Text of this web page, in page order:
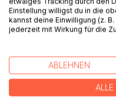
der Bundesrepublik
berücksichtigen, dass
sehr stark an
zeitabschnittsbezogene
hieraus, im
Behandlung von
Vorgängen,
Einstellung willigst du in die
kannst deine Einwilligung (z.
jederzeit mit Wirkung für die
ABLEHNEN
ALLE